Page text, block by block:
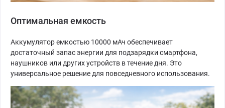
Оптимальная емкость
Аккумулятор емкостью 10000 мАч обеспечивает
достаточный запас энергии для подзарядки смартфона,
наушников или других устройств в течение дня. Это
универсальное решение для повседневного использования.